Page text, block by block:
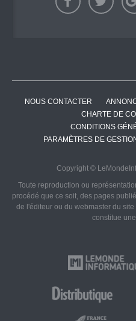
NOUS CONTACTER
CHARTE DE
CONDITIONS
PARAMÈTRES DE
Copyright ©
Toute reproduction ou
procédé que ce soit, des pages
de l'éditeur ou du webmaster du
constitue